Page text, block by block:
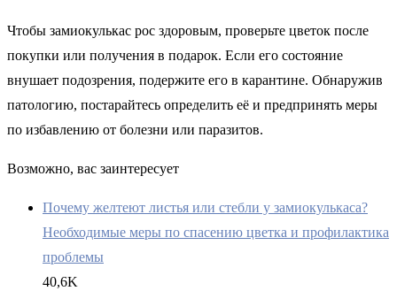
Чтобы замиокулькас рос здоровым, проверьте цветок после
покупки или получения в подарок. Если его состояние
внушает подозрения, подержите его в карантине. Обнаружив
патологию, постарайтесь определить её и предпринять меры
по избавлению от болезни или паразитов.
Возможно, вас заинтересует
Почему желтеют листья или стебли у замиокулькаса?
Необходимые меры по спасению цветка и профилактика
проблемы
40,6K